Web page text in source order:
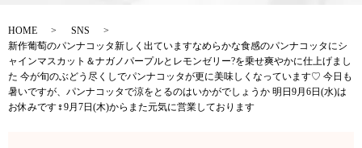
HOME
SNS
新作葡萄のパンナコッタ新しく出ていますなめらかな食感のパンナコッタにシ
ャインマスカット＆ナガノパープルとレモンゼリー?を乗せ爽やかに仕上げまし
た 今が旬のぶどう尽くしでパンナコッタが更に美味しくなっています♡ 今日も
暑いですが、パンナコッタで涼をとるのはいかがでしょうか 明日9月6日(水)は
お休みです‍♀️9月7日(木)からまた元気に営業しております